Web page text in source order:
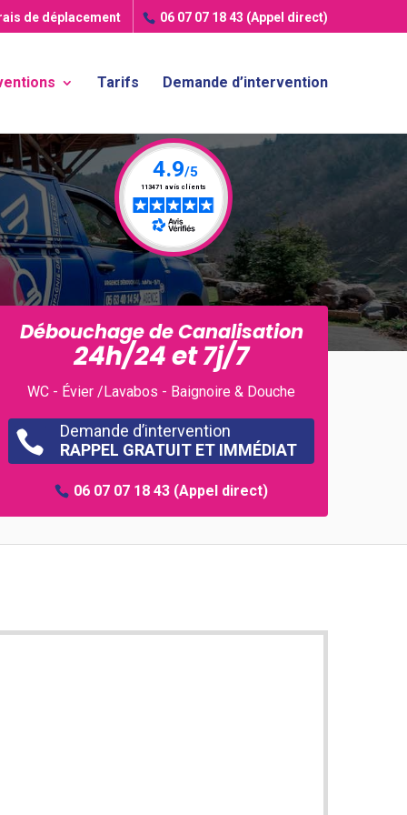
de déplacement 06 07 07 18 43 (Appel direct)
Tarifs Demande d’intervention
Débouchage de Canalisation
24h/24 et 7j/7
WC - Évier /Lavabos - Baignoire & Douche

Demande d’intervention
RAPPEL GRATUIT ET IMMÉDIAT
06 07 07 18 43 (Appel direct)